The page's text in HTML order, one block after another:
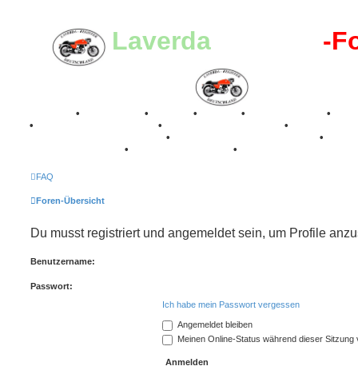
Laverda-Register -
• • • • •
•
•
•
•
•
• •
FAQ
Foren-Übersicht
Du musst registriert und angemeldet sein, um Profile
Benutzername:
Passwort:
Ich habe mein Passwort vergessen
Angemeldet bleiben
Meinen Online-Status während dieser Sitzung